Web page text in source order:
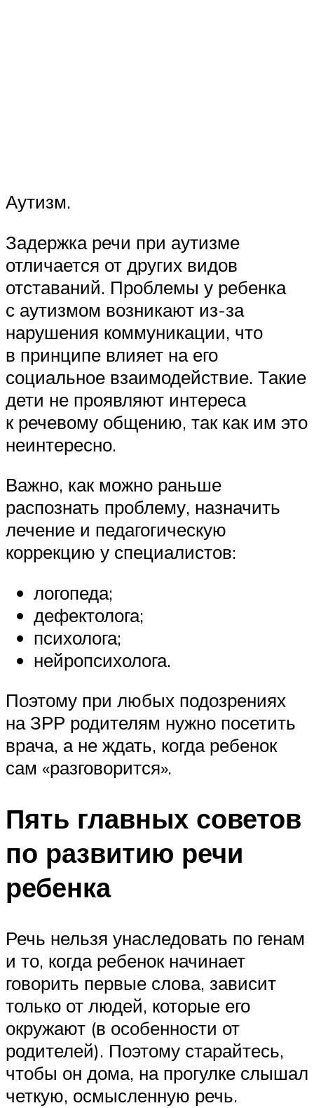
Аутизм.
Задержка речи при аутизме
отличается от других видов
отставаний. Проблемы у ребенка
с аутизмом возникают из-за
нарушения коммуникации, что
в принципе влияет на его
социальное взаимодействие. Такие
дети не проявляют интереса
к речевому общению, так как им это
неинтересно.
Важно, как можно раньше
распознать проблему, назначить
лечение и педагогическую
коррекцию у специалистов:
логопеда;
дефектолога;
психолога;
нейропсихолога.
Поэтому при любых подозрениях
на ЗРР родителям нужно посетить
врача, а не ждать, когда ребенок
сам «разговорится».
Пять главных советов
по развитию речи
ребенка
Речь нельзя унаследовать по генам
и то, когда ребенок начинает
говорить первые слова, зависит
только от людей, которые его
окружают (в особенности от
родителей). Поэтому старайтесь,
чтобы он дома, на прогулке слышал
четкую, осмысленную речь.